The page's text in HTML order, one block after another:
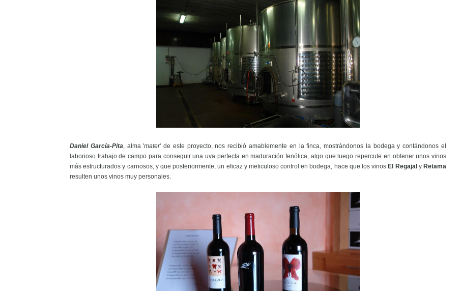
Daniel García-Pita, alma 'mater' de este proyecto, nos recibió amablemente en la finca, mostrándonos la bodega y contándonos el
laborioso trabajo de campo para conseguir una uva perfecta en maduración fenólica, algo que luego repercute en obtener unos vinos
más estructurados y carnosos, y que posteriormente, un eficaz y meticuloso control en bodega, hace que los vinos El Regajal y Retama
resulten unos vinos muy personales.